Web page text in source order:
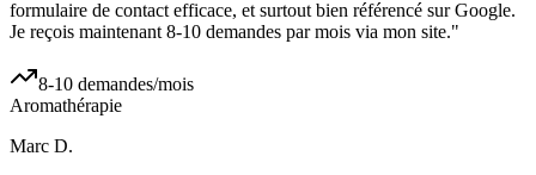
formulaire de contact efficace, et surtout bien référencé sur Google.
Je reçois maintenant 8-10 demandes par mois via mon site."
8-10 demandes/mois
Aromathérapie
Marc D.